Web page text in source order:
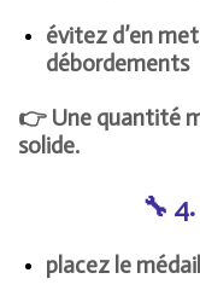
évitez d’en
débordements
👉 Une quantité
solide.
🔧
placez le